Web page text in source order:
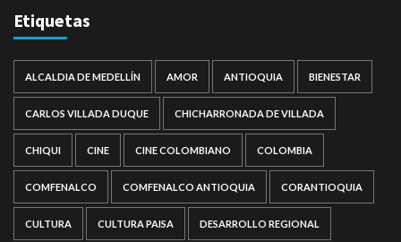
Etiquetas
ALCALDIA DE MEDELLÍN AMOR ANTIOQUIA BIENESTAR
CARLOS VILLADA DUQUE CHICHARRONADA DE VILLADA
CHIQUI CINE CINE COLOMBIANO COLOMBIA
COMFENALCO COMFENALCO ANTIOQUIA CORANTIOQUIA
CULTURA CULTURA PAISA DESARROLLO REGIONAL